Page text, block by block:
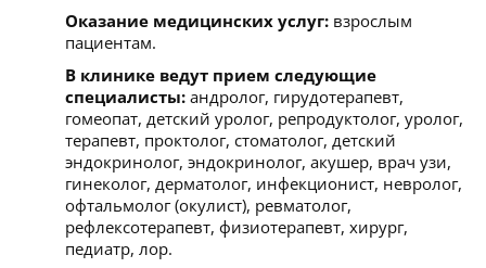
Оказание медицинских услуг: взрослым
пациентам.
В клинике ведут прием следующие
специалисты: андролог, гирудотерапевт,
гомеопат, детский уролог, репродуктолог, уролог,
терапевт, проктолог, стоматолог, детский
эндокринолог, эндокринолог, акушер, врач узи,
гинеколог, дерматолог, инфекционист, невролог,
офтальмолог (окулист), ревматолог,
рефлексотерапевт, физиотерапевт, хирург,
педиатр, лор.